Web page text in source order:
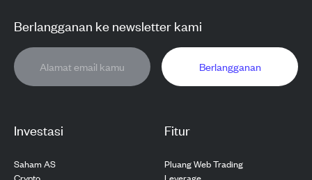
Investasi
Saham AS
Crypto
Fitur
Pluang Web Trading
Leverage
Berlangganan ke newsletter kami
Berlangganan